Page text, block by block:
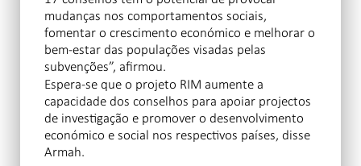
mudanças nos comportamentos sociais,
fomentar o crescimento económico e melhorar o
bem-estar das populações visadas pelas
subvenções”, afirmou.
Espera-se que o projeto RIM aumente a
capacidade dos conselhos para apoiar projectos
de investigação e promover o desenvolvimento
económico e social nos respectivos países, disse
Armah.